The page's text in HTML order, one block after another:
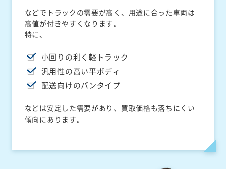
などでトラックの需要が高く、用途に合った車両は
高値が付きやすくなります。
特に、
小回りの利く軽トラック
汎用性の高い平ボディ
配送向けのバンタイプ
などは安定した需要があり、買取価格も落ちにくい
傾向にあります。